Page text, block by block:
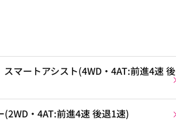
ートアシスト(4WD・4AT:前進4速 後
・4AT:前進4速 後退1速)